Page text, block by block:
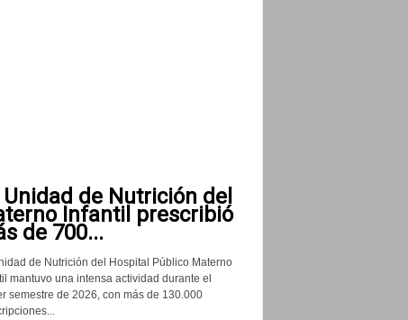
Unidad de Nutrición del
Infantil prescribió
de 700...
de Nutrición del Hospital Público Materno
mantuvo una intensa actividad durante el
semestre de 2026, con más de 130.000